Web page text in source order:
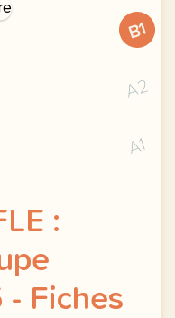
B1
A2
A1
:
- Fiches